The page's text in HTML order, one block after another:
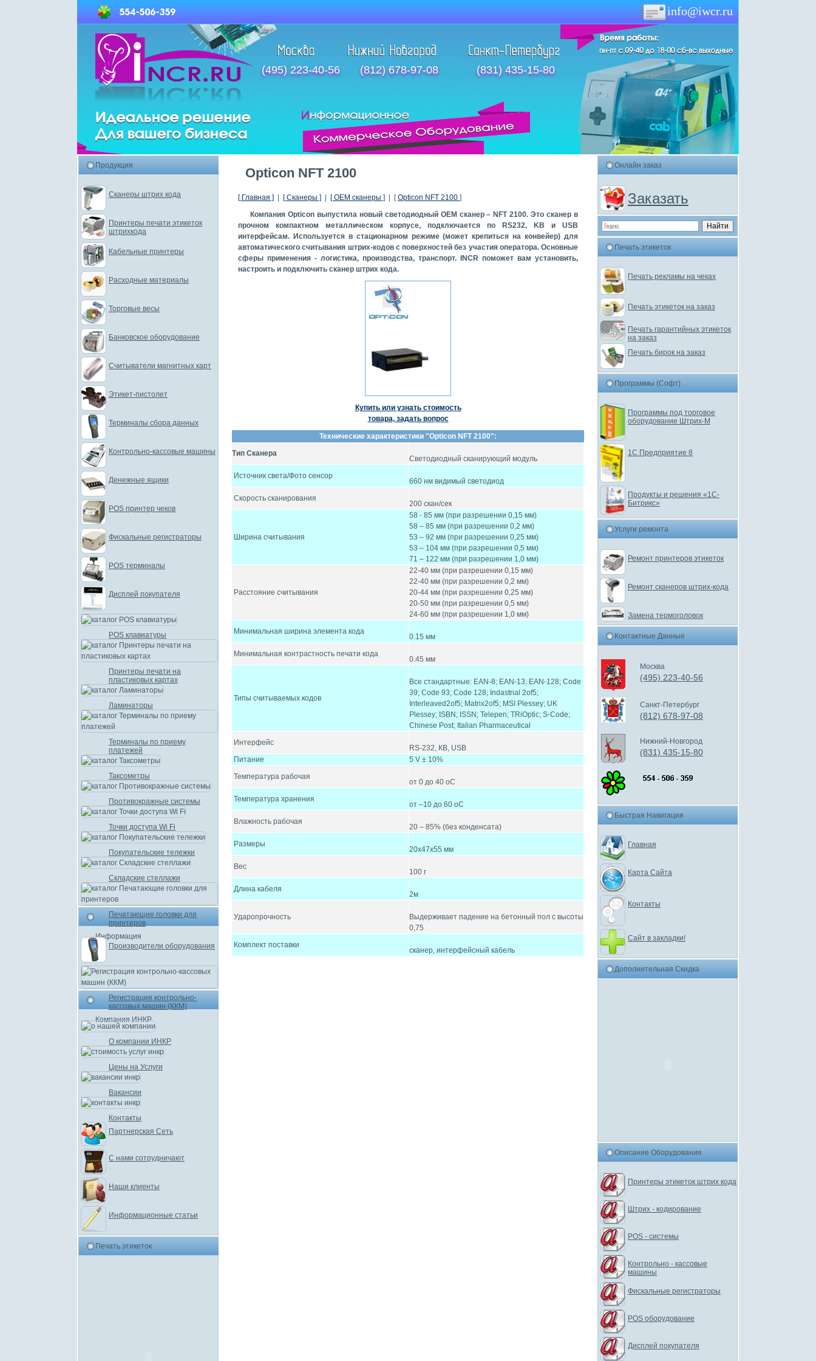
info@iwcr.ru
(495) 223-40-56 (812) 678-97-08 (831) 435-15-80
Opticon NFT 2100
[ Главная ] [ Сканеры ] [ OEM сканеры ] | [Opticon NFT 2100 ]
Компания Opticon выпустила новый светодиодный OEM сканер – NFT 2100. Это сканер в
прочном компактном металлическом корпусе, подключается по RS232, KB и USB
интерфейсам. Используется в стационарном режиме (может крепиться на конвейер) для
автоматического считывания штрих-кодов с поверхностей без участия оператора. Основные
сферы применения - логистика, производства, транспорт. INCR поможет вам установить,
настроить и подключить сканер штрих кода.
Купить или узнать стоимость
товара, задать вопрос
Технические характеристики "Opticon NFT 2100":
Тип Сканера
Светодиодный сканирующий модуль
Источник света/Фото сенсор
660 нм видимый светодиод
Скорость сканирования
200 скан/сек
Ширина считывания
58 - 85 мм (при разрешении 0,15 мм)
58 – 85 мм (при разрешении 0,2 мм)
53 – 92 мм (при разрешении 0,25 мм)
53 – 104 мм (при разрешении 0,5 мм)
71 – 122 мм (при разрешении 1,0 мм)
Расстояние считывания
22-40 мм (при разрешении 0,15 мм)
22-40 мм (при разрешении 0,2 мм)
20-44 мм (при разрешении 0,25 мм)
20-50 мм (при разрешении 0,5 мм)
24-60 мм (при разрешении 1,0 мм)
Минимальная ширина элемента кода
0.15 мм
Минимальная контрастность печати кода
0.45 мм
Типы считываемых кодов
Все стандартные: EAN-8; EAN-13; EAN-128; Code
39; Code 93; Code 128; Indastrial 2of5;
Interleaved2of5; Matrix2of5; MSI Plessey; UK
Plessey; ISBN; ISSN; Telepen; TRiOptic; S-Code;
Chinese Post; Italian Pharmaceutical
Интерфейс
RS-232, КВ, USB
Питание
5 V ± 10%
Температура рабочая
от 0 до 40 оС
Температура хранения
от –10 до 60 оС
Влажность рабочая
20 – 85% (без конденсата)
Размеры
20х47х55 мм
Вес
100 г
Длина кабеля
2м
Ударопрочность
Выдерживает падение на бетонный пол с высоты
0,75
Комплект поставки
сканер, интерфейсный кабель
Продукция
Сканеры штрих кода
Принтеры печати этикеток
штрихкода
Кабельные принтеры
Расходные материалы
Торговые весы
Банковское оборудование
Считыватели магнитных карт
Этикет-пистолет
Терминалы сбора данных
Контрольно-кассовые машины
Денежные ящики
POS принтер чеков
Фискальные регистраторы
POS терминалы
Дисплей покупателя
POS клавиатуры
Принтеры печати на
пластиковых картах
Ламинаторы
Терминалы по приему
платежей
Таксометры
Противокражные системы
Точки доступа Wi Fi
Покупательские тележки
Складские стеллажи
Печатающие головки для
принтеров
Информация
Производители оборудования
Регистрация контрольно-
кассовых машин (ККМ)
Компания ИНКР
О компании ИНКР
Цены на Услуги
Вакансии
Контакты
Партнерская Сеть
С нами сотрудничают
Наши клиенты
Информационные статьи
Печать этикеток
Онлайн заказ
Заказать
Печать этикеток
Печать рекламы на чеках
Печать этикеток на заказ
Печать гарантийных этикеток
на заказ
Печать бирок на заказ
Программы (Софт)
Программы под торговое
оборудование Штрих-М
1С Предприятие 8
Продукты и решения «1С-
Битрикс»
Услуги ремонта
Ремонт принтеров этикеток
Ремонт сканеров штрих-кода
Замена термоголовок
Контактные Данные
Москва
(495) 223-40-56
Санкт-Петербург
(812) 678-97-08
Нижний-Новгород
(831) 435-15-80
Быстрая Навигация
Главная
Карта Сайта
Контакты
Сайт в закладки!
Дополнительная Скидка
Описание Оборудования
Принтеры этикеток штрих кода
Штрих - кодирование
POS - системы
Контрольно - кассовые
машины
Фискальные регистраторы
POS оборудование
Дисплей покупателя